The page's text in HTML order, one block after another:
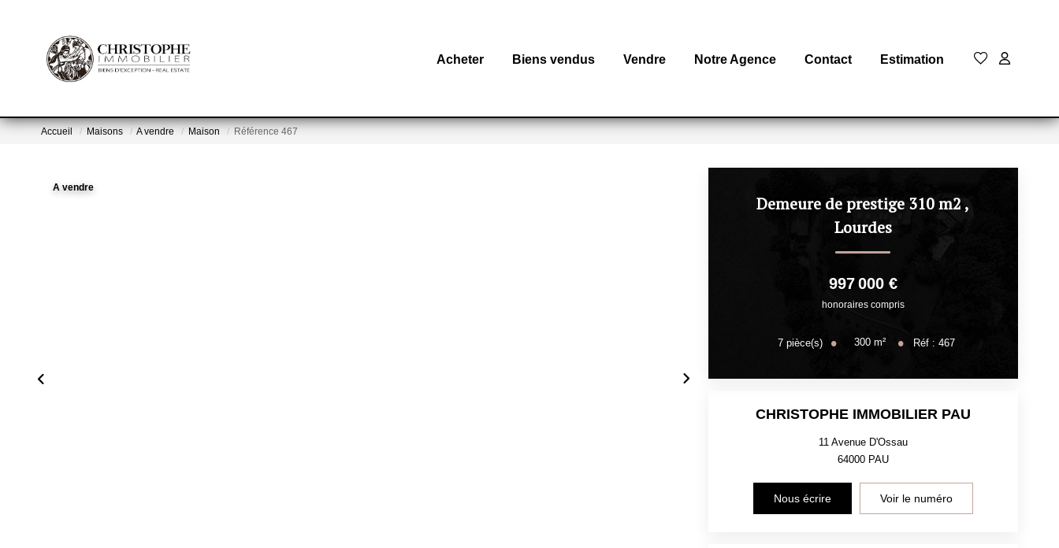
Acheter Biens vendus Vendre Notre Agence Contact Estimation
Accueil Maisons A vendre Maison Référence 467
A vendre
Demeure de prestige 310 m2 ,
Lourdes
997 000 €
honoraires compris
7 pièce(s) 300 m² Réf : 467
CHRISTOPHE IMMOBILIER PAU
11 Avenue D'Ossau
64000 PAU
Nous écrire Voir le numéro